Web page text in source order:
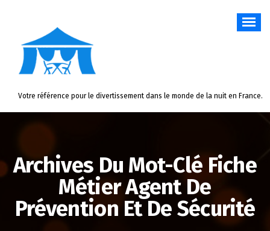
Votre référence pour le divertissement dans le monde de la nuit en France.
Archives Du Mot-Clé Fiche
Métier Agent De
Prévention Et De Sécurité